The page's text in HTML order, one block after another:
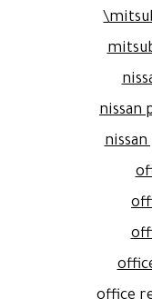
nissan